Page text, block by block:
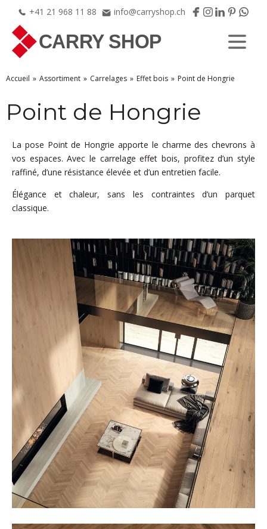
+41 21 968 11 88 info@carryshop.ch
Accueil Assortiment Carrelages Effet bois Point de Hongrie
Point de Hongrie
La pose Point de Hongrie apporte le charme des chevrons à
vos espaces. Avec le carrelage effet bois, profitez d’un style
raffiné, d’une résistance élevée et d’un entretien facile.
Élégance et chaleur, sans les contraintes d’un parquet
classique.